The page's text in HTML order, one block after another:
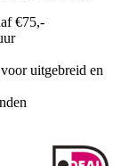
€75,-
uitgebreid en